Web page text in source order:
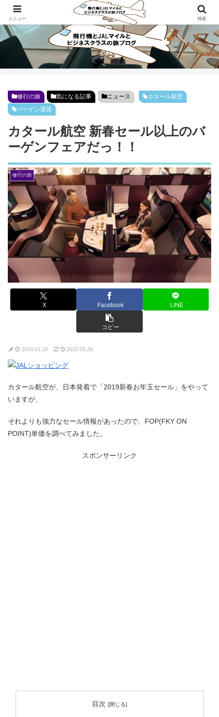
ビジネスクラスで旅にでよう！！
修行の旅 気になる記事 ニュース
カタール航空
バーゲン運賃
カタール航空 新春セール以上のバ
ーゲンフェアだっ！！
修行の旅
X Facebook LINE
コピー
2019.01.10 2022.05.26
カタール航空が、日本発着で「2019新春お年玉セール」をやって
いますが、
それよりも強力なセール情報があったので、FOP(FKY ON
POINT)単価を調べてみました。
スポンサーリンク
目次
メニュー 検索